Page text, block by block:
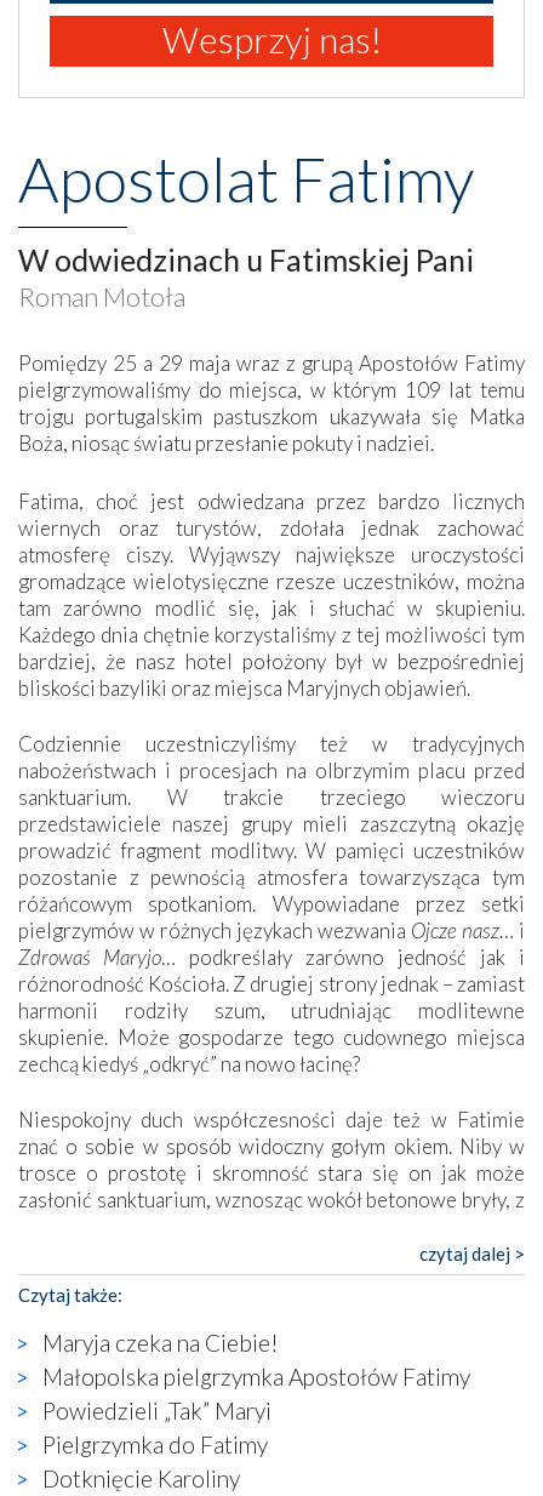
Wesprzyj nas!
Apostolat Fatimy
W odwiedzinach u Fatimskiej Pani
Roman Motoła
Pomiędzy 25 a 29 maja wraz z grupą Apostołów Fatimy
pielgrzymowaliśmy do miejsca, w którym 109 lat temu
trojgu portugalskim pastuszkom ukazywała się Matka
Boża, niosąc światu przesłanie pokuty i nadziei.
Fatima, choć jest odwiedzana przez bardzo licznych
wiernych oraz turystów, zdołała jednak zachować
atmosferę ciszy. Wyjąwszy największe uroczystości
gromadzące wielotysięczne rzesze uczestników, można
tam zarówno modlić się, jak i słuchać w skupieniu.
Każdego dnia chętnie korzystaliśmy z tej możliwości tym
bardziej, że nasz hotel położony był w bezpośredniej
bliskości bazyliki oraz miejsca Maryjnych objawień.
Codziennie uczestniczyliśmy też w tradycyjnych
nabożeństwach i procesjach na olbrzymim placu przed
sanktuarium. W trakcie trzeciego wieczoru
przedstawiciele naszej grupy mieli zaszczytną okazję
prowadzić fragment modlitwy. W pamięci uczestników
pozostanie z pewnością atmosfera towarzysząca tym
różańcowym spotkaniom. Wypowiadane przez setki
pielgrzymów w różnych językach wezwania Ojcze nasz… i
Zdrowaś Maryjo… podkreślały zarówno jedność jak i
różnorodność Kościoła. Z drugiej strony jednak – zamiast
harmonii rodziły szum, utrudniając modlitewne
skupienie. Może gospodarze tego cudownego miejsca
zechcą kiedyś „odkryć” na nowo łacinę?
Niespokojny duch współczesności daje też w Fatimie
znać o sobie w sposób widoczny gołym okiem. Niby w
trosce o prostotę i skromność stara się on jak może
zasłonić sanktuarium, wznosząc wokół betonowe bryły, z
katolickiego kultu. Tylko co wspólnego z żywą,
autentyczną wiarą mogą mieć płaskie, szare bunkry albo
kaplice, w których Tabernakulum przypomina bardziej
skrzynkę na narzędzia? Albo co powiedzieć o ustawionym
tuż przy nowej bazylice wielkim krzyżu, na którym
zamiast Chrystusa umieszczono dziwaczną postać jakby
wyjętą ze starożytnych hieroglifów? W kulturowym
kontekście naszych czasów to raczej karykatura niż godny
wizerunek Zbawiciela…
czytaj dalej >
Czytaj także:
Maryja czeka na Ciebie!
Małopolska pielgrzymka Apostołów Fatimy
Powiedzieli „Tak” Maryi
Pielgrzymka do Fatimy
Dotknięcie Karoliny